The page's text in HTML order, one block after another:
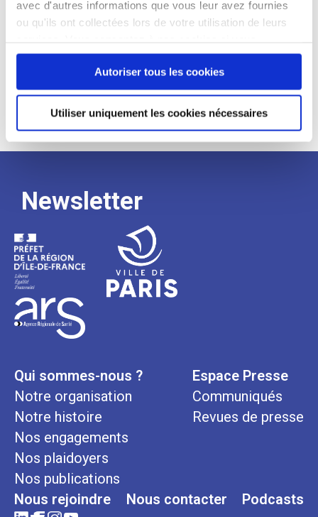
avec d'autres informations que vous leur avez fournies
ou qu'ils ont collectées lors de votre utilisation de leurs
continuez à utiliser notre site Web.
Autoriser tous les cookies
Utiliser uniquement les cookies nécessaires
Processus
de
recrutement
Newsletter
Qui sommes-nous ?
Notre organisation
Notre histoire
Nos engagements
Nos plaidoyers
Nos publications
Espace Presse
Communiqués
Revues de presse
Nous rejoindre Nous contacter Podcasts